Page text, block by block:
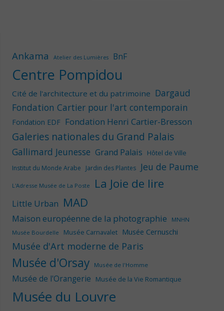
Ankama Atelier des Lumières BnF
Centre Pompidou
Cité de l'architecture et du patrimoine Dargaud
Fondation Cartier pour l'art contemporain
Fondation EDF Fondation Henri Cartier-Bresson
Galeries nationales du Grand Palais
Gallimard Jeunesse Grand Palais Hôtel de Ville
Institut du Monde Arabe Jardin des Plantes Jeu de Paume
L'Adresse Musée de La Poste La Joie de lire
Little Urban MAD
Maison européenne de la photographie
MNHN
Musée Bourdelle
Musée Carnavalet Musée Cernuschi
Musée d'Art moderne de Paris
Musée d'Orsay Musée de l'Homme
Musée de l'Orangerie Musée de la Vie Romantique
Musée du Louvre